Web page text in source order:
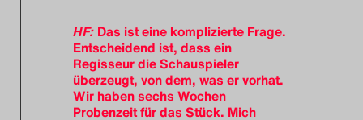
HF:Das ist eine komplizierte Frage.
Entscheidend ist, dass ein
Regisseur die Schauspieler
überzeugt, von dem, was er vorhat.
Wir haben sechs Wochen
Probenzeit für das Stück. Mich